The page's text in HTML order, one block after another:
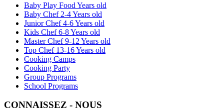
Baby Play Food Years old
Baby Chef 2-4 Years old
Junior Chef 4-6 Years old
Kids Chef 6-8 Years old
Master Chef 9-12 Years old
Top Chef 13-16 Years old
Cooking Camps
Cooking Party
Group Programs
School Programs
CONNAISSEZ - NOUS